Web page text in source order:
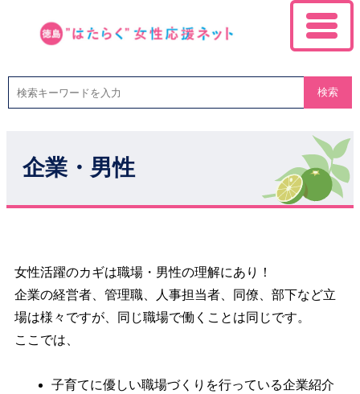
検索
企業・男性
女性活躍のカギは職場・男性の理解にあり！
企業の経営者、管理職、人事担当者、同僚、部下など立
場は様々ですが、同じ職場で働くことは同じです。
ここでは、
子育てに優しい職場づくりを行っている企業紹介